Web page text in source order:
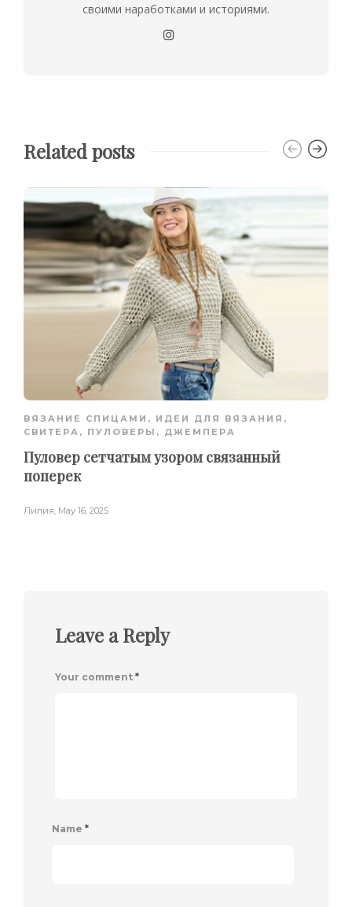
своими наработками и историями.
Related posts
ВЯЗАНИЕ СПИЦАМИ , ИДЕИ ДЛЯ ВЯЗАНИЯ ,
СВИТЕРА, ПУЛОВЕРЫ, ДЖЕМПЕРА
Пуловер сетчатым узором связанный
поперек
Лилия, May 16, 2025
Leave a Reply
Your comment *
Name *